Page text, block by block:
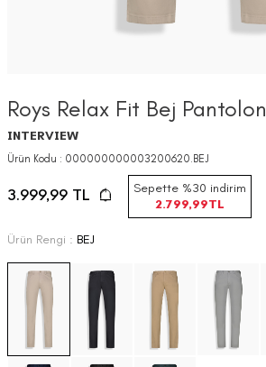
Roys Relax Fit Bej Pantolon
INTERVIEW
Ürün Kodu : 000000000003200620.BEJ
3.999,99 TL
Sepette %30 indirim
2.799,99TL
Ürün Rengi : BEJ